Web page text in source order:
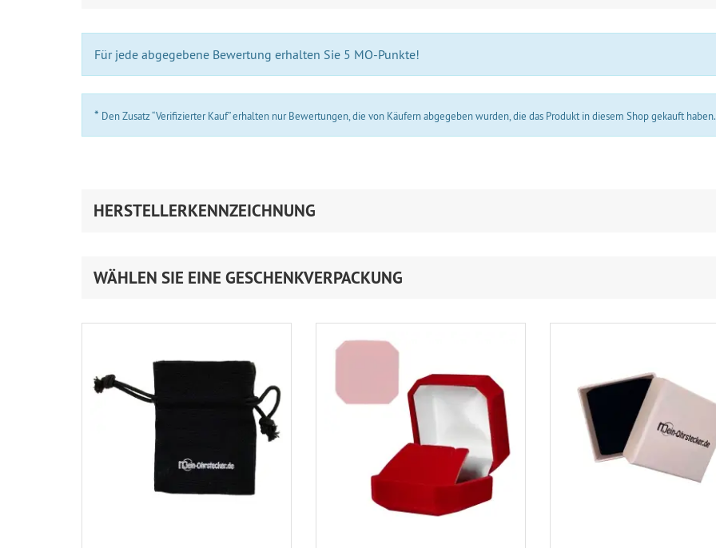
Für jede abgegebene Bewertung erhalten Sie 5 MO-Punkte!
* Den Zusatz “Verifizierter Kauf” erhalten nur Bewertungen, die von Käufern abgegeben wurden, die das Produkt in diesem Shop gekauft haben.
HERSTELLERKENNZEICHNUNG
WÄHLEN SIE EINE GESCHENKVERPACKUNG